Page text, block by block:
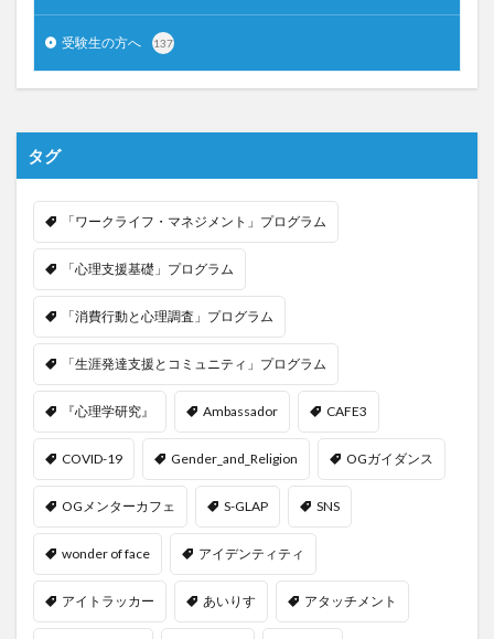
受験生の方へ 137
タグ
「ワークライフ・マネジメント」プログラム
「心理支援基礎」プログラム
「消費行動と心理調査」プログラム
「生涯発達支援とコミュニティ」プログラム
『心理学研究』 Ambassador CAFE3
COVID-19 Gender_and_Religion OGガイダンス
OGメンターカフェ S-GLAP SNS
wonder of face アイデンティティ
アイトラッカー あいりす アタッチメント